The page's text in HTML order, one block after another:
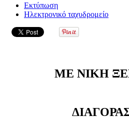
Εκτύπωση
Ηλεκτρονικό ταχυδρομείο
ΜΕ ΝΙΚΗ